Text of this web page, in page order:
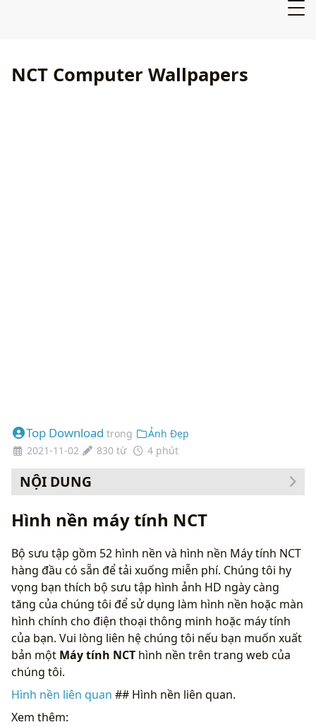
NCT Computer Wallpapers
Top Download trong
Ảnh Đẹp
2021-11-02
830 từ 4 phút
NỘI DUNG
Hình nền máy tính NCT
Bộ sưu tập gồm 52 hình nền và hình nền Máy tính NCT
hàng đầu có sẵn để tải xuống miễn phí. Chúng tôi hy
vọng bạn thích bộ sưu tập hình ảnh HD ngày càng
tăng của chúng tôi để sử dụng làm hình nền hoặc màn
hình chính cho điện thoại thông minh hoặc máy tính
của bạn. Vui lòng liên hệ chúng tôi nếu bạn muốn xuất
bản một Máy tính NCT hình nền trên trang web của
chúng tôi.
Hình nền liên quan ## Hình nền liên quan.
Xem thêm: